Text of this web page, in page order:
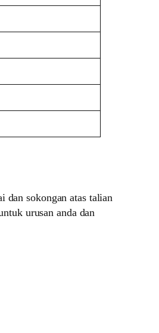
dan sokongan atas talian
urusan anda dan